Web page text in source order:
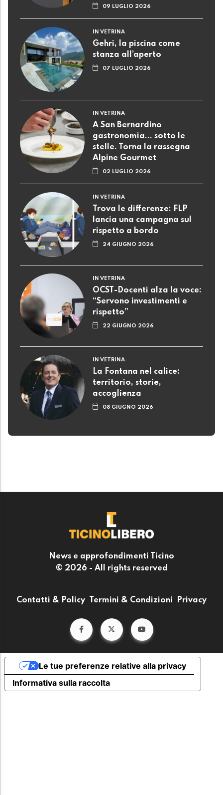
09 LUGLIO 2026
IN VETRINA
Gehri, la piscina come
stanza all’aperto
07 LUGLIO 2026
IN VETRINA
A San Bernardino
gastronomia... sotto le
stelle. Torna la rassegna
Alpine Gourmet
02 LUGLIO 2026
IN VETRINA
Trova le differenze: FLP
lancia una campagna sul
rispetto a bordo
24 GIUGNO 2026
IN VETRINA
OCST-Docenti alza la voce:
“Servono investimenti e
rispetto”
22 GIUGNO 2026
IN VETRINA
La Fontana nel calice:
territorio, storie,
accoglienza
08 GIUGNO 2026
News e approfondimenti Ticino
© 2026 - All rights reserved
Contatti & Policy Termini & Condizioni Privacy
Informativa sulla raccolta
Le tue preferenze relative alla privacy